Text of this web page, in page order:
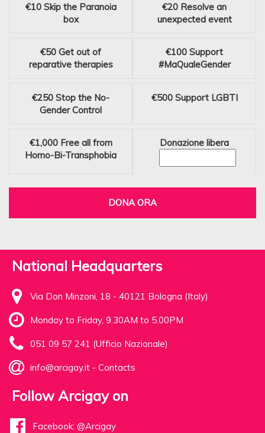
€10 Skip the Paranoia
box
€20 Resolve an
unexpected event
€50 Get out of
reparative therapies
€100 Support
#MaQualeGender
€250 Stop the No-
Gender Control
€500 Support LGBTI
€1,000 Free all from
Homo-Bi-Transphobia
Donazione libera
DONA ORA
National Headquarters
Via Don Minzoni, 18 - 40121 Bologna (Italy)
Monday to Friday, 9.30AM to 5.00PM
051 09 57 241 (Ufficio Nazionale)
info@arcigay.it - Contacts
Follow Arcigay on
Facebook: @Arcigay